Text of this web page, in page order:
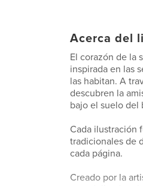
Acerca del
El corazón de la
inspirada en las
las habitan. A
descubren la
bajo el suelo del
Cada ilustración
tradicionales de
cada página.
Creado por la